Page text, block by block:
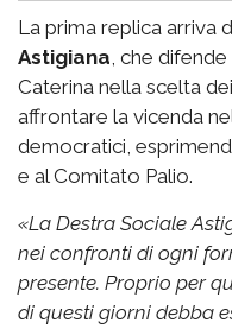
La prima replica arriva
Astigiana, che
Caterina nella scelta
affrontare la vicenda
democratici,
e al Comitato Palio.
«La Destra Sociale
nei confronti di ogni
presente. Proprio per
di questi giorni debba